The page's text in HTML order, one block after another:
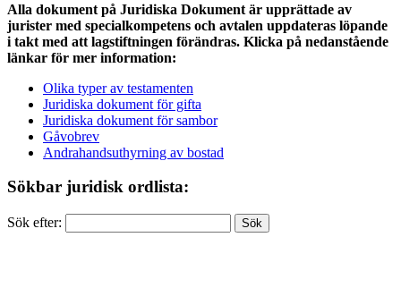
Alla dokument på Juridiska Dokument är upprättade av
jurister med specialkompetens och avtalen uppdateras löpande
i takt med att lagstiftningen förändras. Klicka på nedanstående
länkar för mer information:
Olika typer av testamenten
Juridiska dokument för gifta
Juridiska dokument för sambor
Gåvobrev
Andrahandsuthyrning av bostad
Sökbar juridisk ordlista:
Sök efter: